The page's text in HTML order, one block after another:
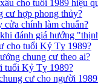
cho tuổi 1989 hiệu
cư hợp phong thủy?
cửa chính làm chuẩn?
đánh giá hướng
cho tuổi Kỷ Tỵ 1989?
chung cư theo ai?
tuổi Kỷ Tỵ 1989?
cư cho người